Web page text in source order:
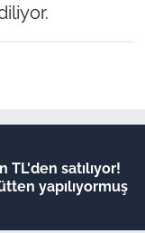
TL'den satılıyor!
yapılıyormuş